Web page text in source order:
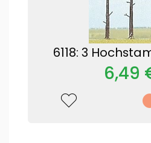
6118: 3
6,49